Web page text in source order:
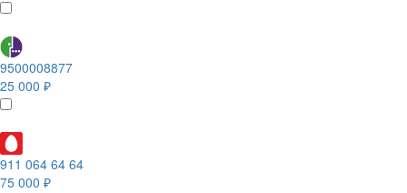
9500008877
25 000 ₽
911 064 64 64
75 000 ₽